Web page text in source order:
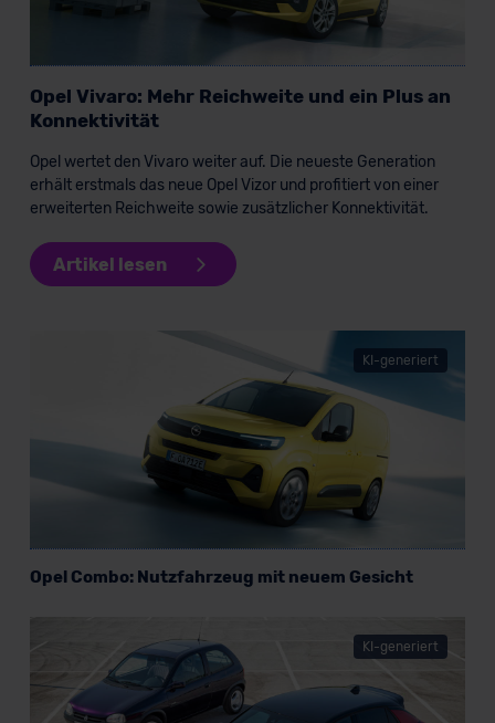
unserem Datenschutzbeauftragten unter
datenschutz@meinauto.de anfordern.
Datenschutzerklärung|Impressum
Opel Vivaro: Mehr Reichweite und ein Plus an
Konnektivität
Opel wertet den Vivaro weiter auf. Die neueste Generation
erhält erstmals das neue Opel Vizor und profitiert von einer
erweiterten Reichweite sowie zusätzlicher Konnektivität.
Artikel lesen
KI-generiert
Opel Combo: Nutzfahrzeug mit neuem Gesicht
KI-generiert